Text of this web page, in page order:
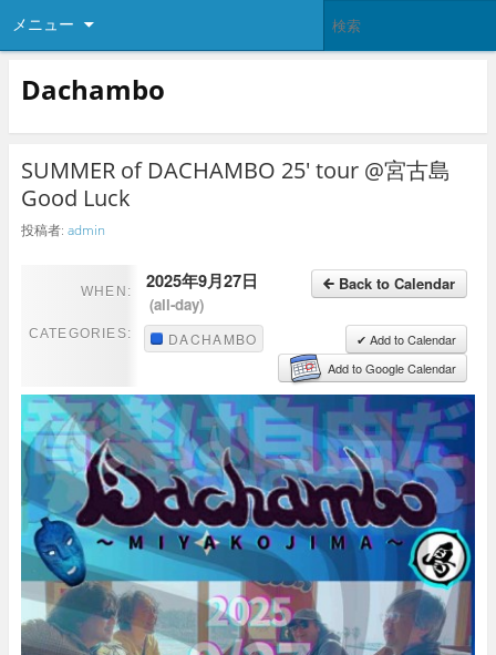
メニュー
Dachambo
SUMMER of DACHAMBO 25′ tour @宮古島
Good Luck
投稿者: admin
WHEN: Back to Calendar
2025年9月27日
(all-day)
✔ Add to Calendar
Add to Google Calendar
CATEGORIES: DACHAMBO